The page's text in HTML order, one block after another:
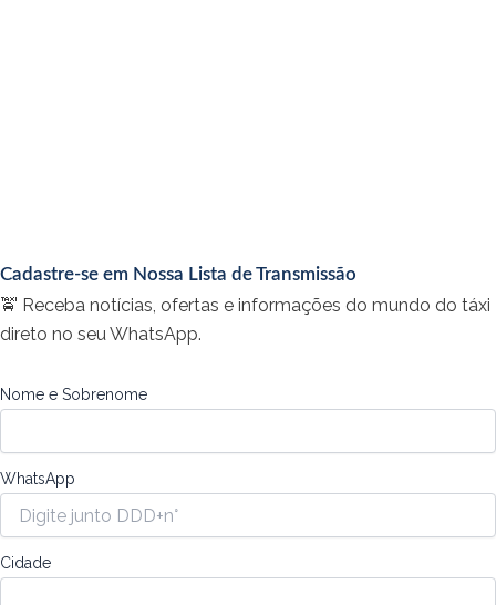
Cadastre-se em Nossa Lista de Transmissão
🚖 Receba notícias, ofertas e informações do mundo do táxi
direto no seu WhatsApp.
Nome e Sobrenome
WhatsApp
Cidade